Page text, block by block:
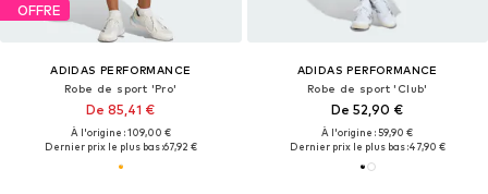
OFFRE
ADIDAS PERFORMANCE
Robe de sport 'Pro'
De 85,41 €
À l'origine : 109,00 €
Dernier prix le plus bas :67,92 €
ADIDAS PERFORMANCE
Robe de sport 'Club'
De 52,90 €
À l'origine : 59,90 €
Dernier prix le plus bas :47,90 €